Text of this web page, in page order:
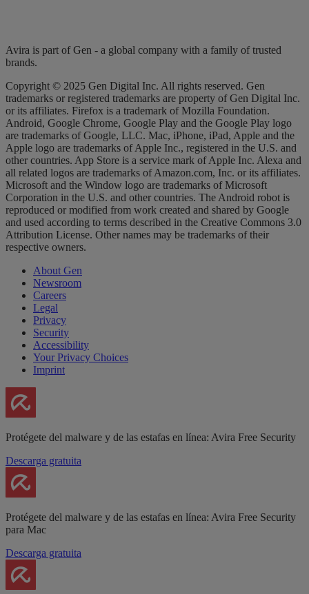
Avira is part of Gen - a global company with a family of trusted
brands.
Copyright © 2025 Gen Digital Inc. All rights reserved. Gen
trademarks or registered trademarks are property of Gen Digital Inc.
or its affiliates. Firefox is a trademark of Mozilla Foundation.
Android, Google Chrome, Google Play and the Google Play logo
are trademarks of Google, LLC. Mac, iPhone, iPad, Apple and the
Apple logo are trademarks of Apple Inc., registered in the U.S. and
other countries. App Store is a service mark of Apple Inc. Alexa and
all related logos are trademarks of Amazon.com, Inc. or its affiliates.
Microsoft and the Window logo are trademarks of Microsoft
Corporation in the U.S. and other countries. The Android robot is
reproduced or modified from work created and shared by Google
and used according to terms described in the Creative Commons 3.0
Attribution License. Other names may be trademarks of their
respective owners.
About Gen
Newsroom
Careers
Legal
Privacy
Security
Accessibility
Your Privacy Choices
Imprint
Protégete del malware y de las estafas en línea: Avira Free Security
Descarga gratuita
Protégete del malware y de las estafas en línea: Avira Free Security
para Mac
Descarga gratuita